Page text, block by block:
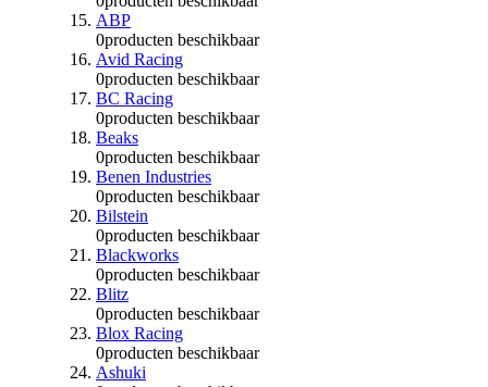
ABP
0producten beschikbaar
Avid Racing
0producten beschikbaar
BC Racing
0producten beschikbaar
Beaks
0producten beschikbaar
Benen Industries
0producten beschikbaar
Bilstein
0producten beschikbaar
Blackworks
0producten beschikbaar
Blitz
0producten beschikbaar
Blox Racing
0producten beschikbaar
Ashuki